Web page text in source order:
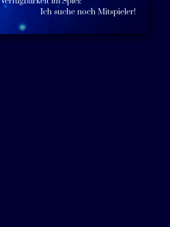
Ich suche noch Mitspieler!